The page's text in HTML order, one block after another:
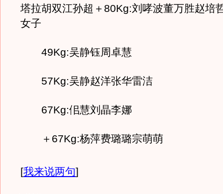
塔拉胡双江孙超＋80Kg:刘哮波董万胜赵培
女子
49Kg:吴静钰周卓慧
57Kg:吴静赵洋张华雷洁
67Kg:佀慧刘晶李娜
＋67Kg:杨萍费璐璐宗萌萌
[我来说两句]